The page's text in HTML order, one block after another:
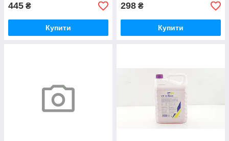
445 ₴
Купити
298 ₴
Купити